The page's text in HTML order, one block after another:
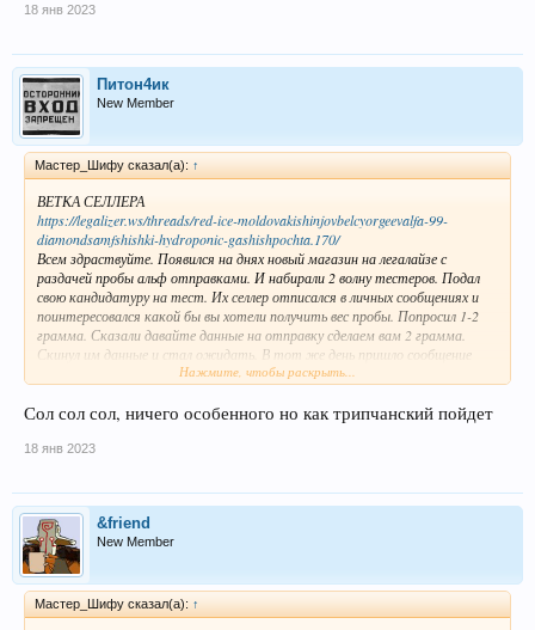
18 янв 2023
Питон4ик
New Member
Мастер_Шифу сказал(а): ↑
ВЕТКА СЕЛЛЕРА
https://legalizer.ws/threads/red-ice-moldovakishinjovbelcyorgeevalfa-99-
diamondsamfshishki-hydroponic-gashishpochta.170/
Всем здраствуйте. Появился на днях новый магазин на легалайзе с
раздачей пробы альф отправками. И набирали 2 волну тестеров. Подал
свою кандидатуру на тест. Их селлер отписался в личных сообщениях и
поинтересовался какой бы вы хотели получить вес пробы. Попросил 1-2
грамма. Сказали давайте данные на отправку сделаем вам 2 грамма.
Скинул им данные и стал ожидать. В тот же день пришло сообщение
что посылка в пути. С утра уже была на отделении почты. Когда
забирал все прошло нормально. Запаковали довольно креативно.
Распаковал внутри был пакет с 2 грамами зеленой альфы в кристалах.
Тестер : я м 25/170/68 и 2 Кента один чуть старше, другой чуть младше.
Вещество : Альфа зеленоватая
лампы и пипетки.
Толер : Средний
Кростолер : Альфа, шишки.
Посмотреть вложение 382
ТРИП​
Нажмите, чтобы раскрыть...
Сол сол сол, ничего особенного но как трипчанский пойдет
18 янв 2023
&friend
New Member
Мастер_Шифу сказал(а): ↑